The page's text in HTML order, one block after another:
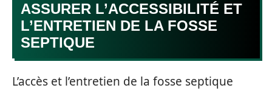
ASSURER L’ACCESSIBILITÉ ET
L’ENTRETIEN DE LA FOSSE
SEPTIQUE
L’accès et l’entretien de la fosse septique